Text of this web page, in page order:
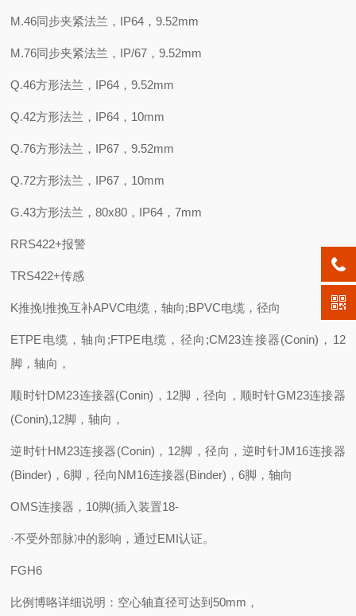
M.46同步夹紧法兰，IP64，9.52mm
M.76同步夹紧法兰，IP/67，9.52mm
Q.46方形法兰，IP64，9.52mm
Q.42方形法兰，IP64，10mm
Q.76方形法兰，IP67，9.52mm
Q.72方形法兰，IP67，10mm
G.43方形法兰，80x80，IP64，7mm
RRS422+报警
TRS422+传感
K推挽I推挽互补APVC电缆，轴向;BPVC电缆，径向
ETPE电缆，轴向;FTPE电缆，径向;CM23连接器(Conin)，12
脚，轴向，
顺时针DM23连接器(Conin)，12脚，径向，顺时针GM23连接器
(Conin),12脚，轴向，
逆时针HM23连接器(Conin)，12脚，径向，逆时针JM16连接器
(Binder)，6脚，径向NM16连接器(Binder)，6脚，轴向
OMS连接器，10脚(插入装置18-
·不受外部脉冲的影响，通过EMI认证。
FGH6
比例博咯详细说明：空心轴直径可达到50mm，